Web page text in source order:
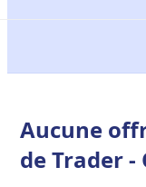
Aucune
de Trader -